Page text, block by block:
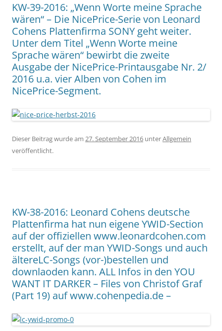
KW-39-2016: „Wenn Worte meine Sprache
wären“ – Die NicePrice-Serie von Leonard
Cohens Plattenfirma SONY geht weiter.
Unter dem Titel „Wenn Worte meine
Sprache wären“ bewirbt die zweite
Ausgabe der NicePrice-Printausgabe Nr. 2/
2016 u.a. vier Alben von Cohen im
NicePrice-Segment.
Dieser Beitrag wurde am 27. September 2016 unterAllgemein
veröffentlicht.
KW-38-2016: Leonard Cohens deutsche
Plattenfirma hat nun eigene YWID-Section
auf der offiziellen www.leonardcohen.com
erstellt, auf der man YWID-Songs und auch
ältereLC-Songs (vor-)bestellen und
downlaoden kann. ALL Infos in den YOU
WANT IT DARKER – Files von Christof Graf
(Part 19) auf www.cohenpedia.de –